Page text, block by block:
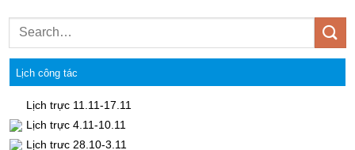
Lịch công tác
Lịch trực 11.11-17.11
Lịch trực 4.11-10.11
Lịch trưc 28.10-3.11